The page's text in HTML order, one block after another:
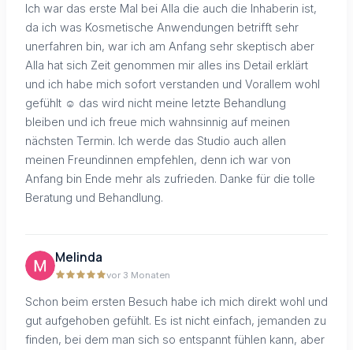
Ich war das erste Mal bei Alla die auch die Inhaberin ist,
da ich was Kosmetische Anwendungen betrifft sehr
unerfahren bin, war ich am Anfang sehr skeptisch aber
Alla hat sich Zeit genommen mir alles ins Detail erklärt
und ich habe mich sofort verstanden und Vorallem wohl
gefühlt ☺️ das wird nicht meine letzte Behandlung
bleiben und ich freue mich wahnsinnig auf meinen
nächsten Termin. Ich werde das Studio auch allen
meinen Freundinnen empfehlen, denn ich war von
Anfang bin Ende mehr als zufrieden. Danke für die tolle
Beratung und Behandlung.
Melinda
vor 3 Monaten
Schon beim ersten Besuch habe ich mich direkt wohl und
gut aufgehoben gefühlt. Es ist nicht einfach, jemanden zu
finden, bei dem man sich so entspannt fühlen kann, aber